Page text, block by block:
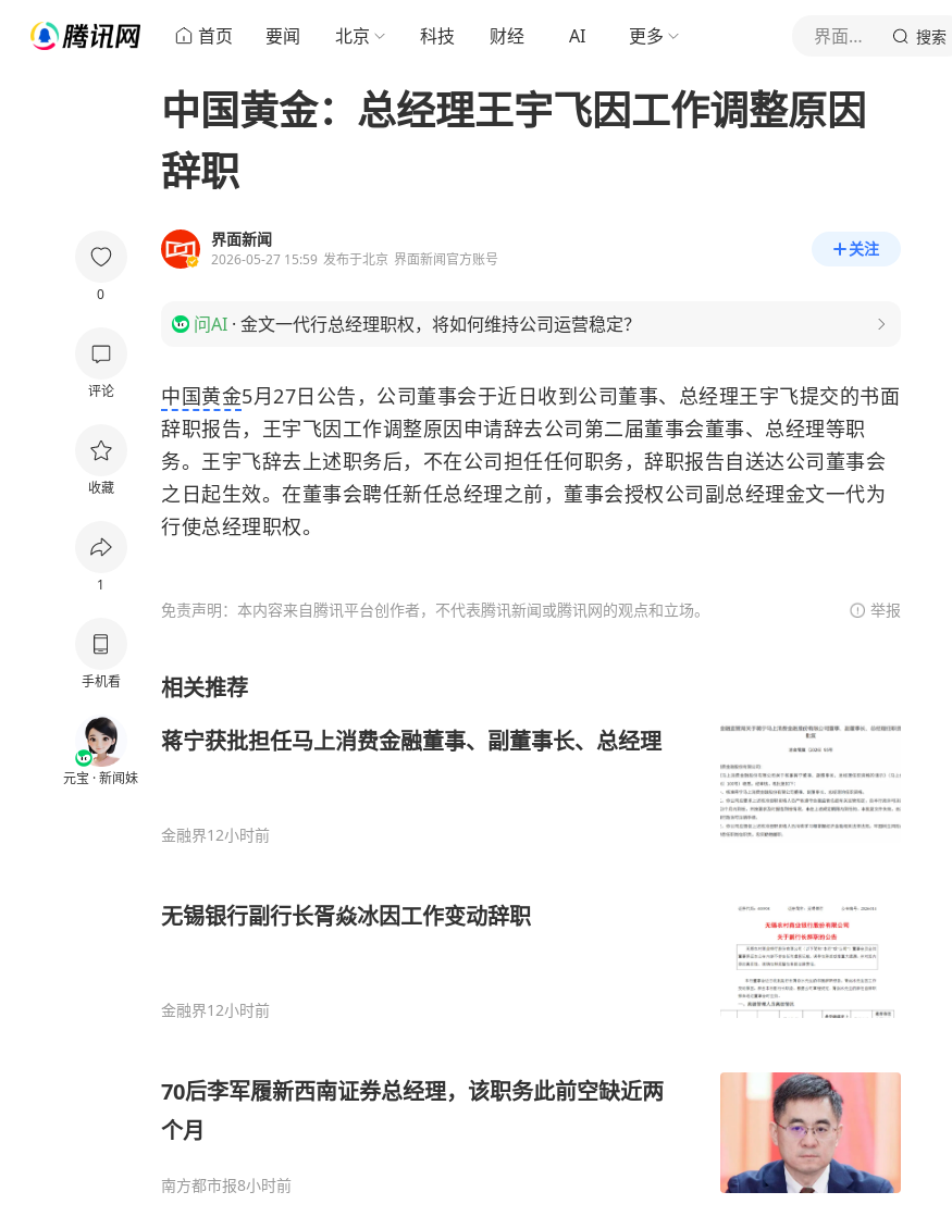
首页 要闻 北京 科技 财经 AI 更多 界面新闻 搜索
0
评论
收藏
1
手机看
元宝 · 新闻妹
中国黄金：总经理王宇飞因工作调整原因
辞职
界面新闻
2026-05-27 15:59 发布于北京 界面新闻官方账号
关注
问AI · 金文一代行总经理职权，将如何维持公司运营稳定？
中国黄金5月27日公告，公司董事会于近日收到公司董事、总经理王宇飞提交的书面
辞职报告，王宇飞因工作调整原因申请辞去公司第二届董事会董事、总经理等职
务。王宇飞辞去上述职务后，不在公司担任任何职务，辞职报告自送达公司董事会
之日起生效。在董事会聘任新任总经理之前，董事会授权公司副总经理金文一代为
行使总经理职权。
免责声明：本内容来自腾讯平台创作者，不代表腾讯新闻或腾讯网的观点和立场。 举报
相关推荐
蒋宁获批担任马上消费金融董事、副董事长、总经理
金融界12小时前
无锡银行副行长胥焱冰因工作变动辞职
金融界12小时前
70后李军履新西南证券总经理，该职务此前空缺近两
个月
南方都市报8小时前